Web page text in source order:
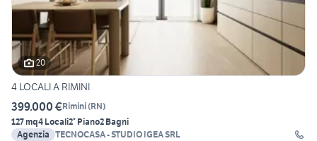
20
4 LOCALI A RIMINI
399.000 €Rimini(RN)
127 mq4 Locali2° Piano2 Bagni
Agenzia TECNOCASA - STUDIO IGEA SRL